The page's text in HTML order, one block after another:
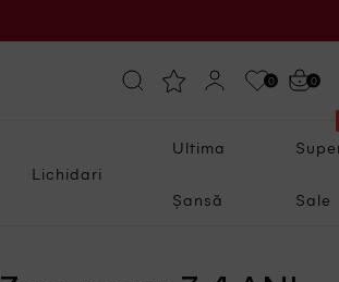
0 0
Lichidari
Ultima
Șansă Sale